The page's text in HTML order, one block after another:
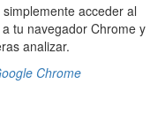
acceder al
tu navegador Chrome y
analizar.
Chrome